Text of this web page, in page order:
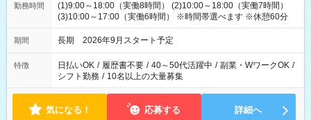
勤務時間
(1)9:00～18:00（実働8時間） (2)10:00～18:00（実働7時間）
(3)10:00～17:00（実働6時間） ※時間帯選べます ※休憩60分
期間 長期 2026年9月スタート予定
特徴 日払いOK / 履歴書不要 / 40～50代活躍中 / 副業・WワークOK /
シフト勤務 / 10名以上の大量募集
気になる！ 応募する 詳細へ